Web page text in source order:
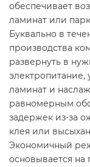
обеспечивает
ламинат или
Буквально в
производства
развернуть в
электропитание,
ламинат и
равномерным
задержек из-за
клея или
Экономичный
основывается